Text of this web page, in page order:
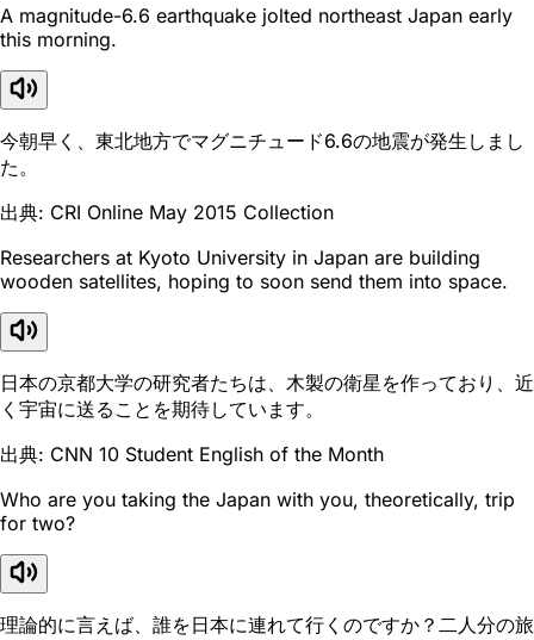
A magnitude-6.6 earthquake jolted northeast Japan early
this morning.
今朝早く、東北地方でマグニチュード6.6の地震が発生しまし
た。
出典: CRI Online May 2015 Collection
Researchers at Kyoto University in Japan are building
wooden satellites, hoping to soon send them into space.
日本の京都大学の研究者たちは、木製の衛星を作っており、近
く宇宙に送ることを期待しています。
出典: CNN 10 Student English of the Month
Who are you taking the Japan with you, theoretically, trip
for two?
理論的に言えば、誰を日本に連れて行くのですか？二人分の旅